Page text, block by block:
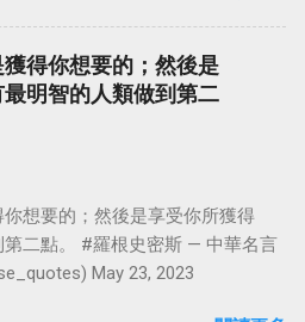
得你想要的；然後是
明智的人類做到第二
想要的；然後是享受你所獲得
二點。 #羅根史密斯 — 中華名言
May 23, 2023